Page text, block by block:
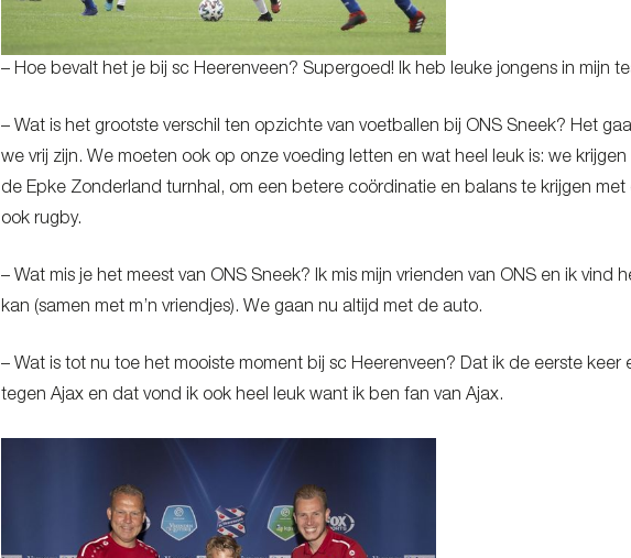
– Hoe bevalt het je bij sc Heerenveen? Supergoed! Ik heb leuke jongens in mijn
– Wat is het grootste verschil ten opzichte van voetballen bij ONS Sneek? Het
we vrij zijn. We moeten ook op onze voeding letten en wat heel leuk is: we
de Epke Zonderland turnhal, om een betere coördinatie en balans te krijgen
ook rugby.
– Wat mis je het meest van ONS Sneek? Ik mis mijn vrienden van ONS en ik
kan (samen met m’n vriendjes). We gaan nu altijd met de auto.
– Wat is tot nu toe het mooiste moment bij sc Heerenveen? Dat ik de eerste
tegen Ajax en dat vond ik ook heel leuk want ik ben fan van Ajax.